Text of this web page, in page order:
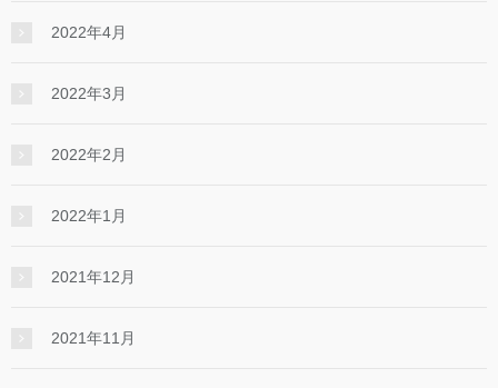
2022年4月
2022年3月
2022年2月
2022年1月
2021年12月
2021年11月